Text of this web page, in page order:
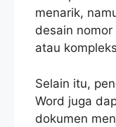
menarik,
desain
atau
Selain itu,
Word juga
dokumen